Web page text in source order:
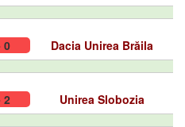
0 Dacia Unirea Brăila
2 Unirea Slobozia